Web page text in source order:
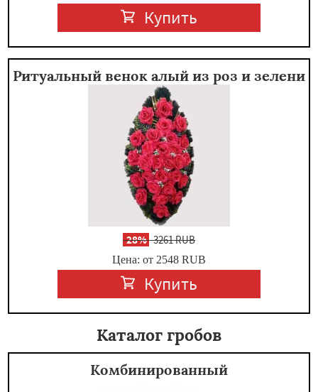
Купить
Ритуальный венок алый из роз и зелени
-28%3261 RUB
Цена: от 2548 RUB
Купить
Каталог гробов
Комбинированный